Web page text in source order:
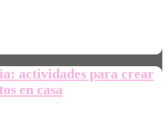
actividades para crear
en casa